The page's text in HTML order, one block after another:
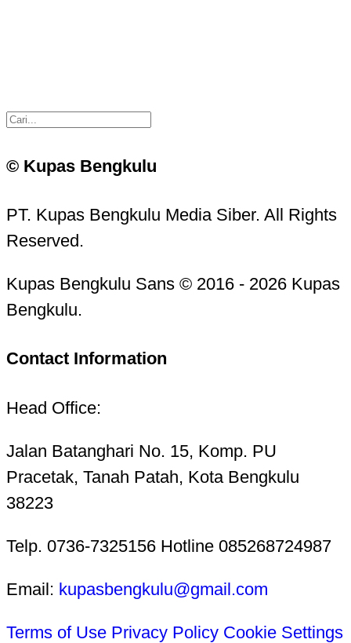
© Kupas Bengkulu
PT. Kupas Bengkulu Media Siber. All Rights
Reserved.
Kupas Bengkulu Sans © 2016 - 2026 Kupas
Bengkulu.
Contact Information
Head Office:
Jalan Batanghari No. 15, Komp. PU
Pracetak, Tanah Patah, Kota Bengkulu
38223
Telp. 0736-7325156 Hotline 085268724987
Email: kupasbengkulu@gmail.com
Terms of Use Privacy Policy Cookie Settings